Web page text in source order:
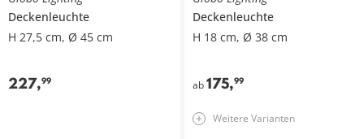
Deckenleuchte
H 27,5 cm, Ø 45 cm
227,99
Deckenleuchte
H 18 cm, Ø 38 cm
ab 175,99
Weitere Varianten